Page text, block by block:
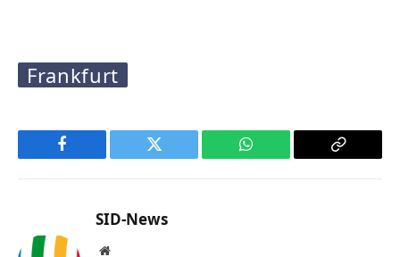
Frankfurt
Facebook Twitter WhatsApp
Copy
SID-News
Website